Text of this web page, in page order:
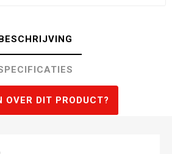
BESCHRIJVING
OVER DIT PRODUCT?